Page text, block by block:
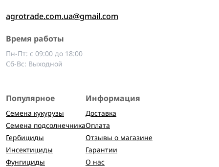
agrotrade.com.ua@gmail.com
Время работы
Пн-Пт: с 09:00 до 18:00
Сб-Вс: Выходной
Популярное
Семена кукурузы
Семена подсолнечника
Гербициды
Инсектициды
Фунгициды
Информация
Доставка
Оплата
Отзывы о магазине
Гарантии
О нас